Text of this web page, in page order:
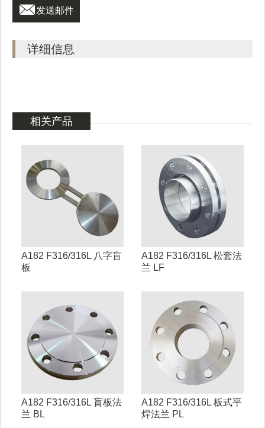
发送邮件
详细信息
相关产品
A182 F316/316L 八字盲
板
A182 F316/316L 松套法
兰 LF
A182 F316/316L 盲板法
兰 BL
A182 F316/316L 板式平
焊法兰 PL